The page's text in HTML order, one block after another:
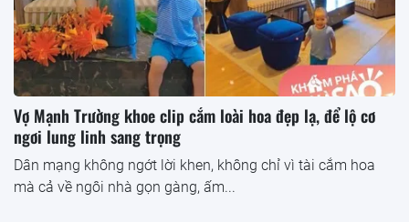
Vợ Mạnh Trường khoe clip cắm loài hoa đẹp lạ, để lộ cơ
ngơi lung linh sang trọng
Dân mạng không ngớt lời khen, không chỉ vì tài cắm hoa
mà cả về ngôi nhà gọn gàng, ấm...